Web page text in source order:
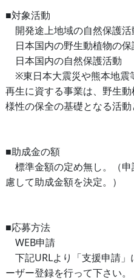
■対象活動
開発途上地域の自然保護活
日本国内の野生動植物の保
日本国内の自然保護活動
※東日本大震災や熊本地震
再生に資する事業は、野生
様性の保全の基礎となる活動
■助成金の額
標準金額の定め無し。（
慮して助成金額を決定。）
■応募方法
WEB申請
下記URLより「支援申請
ーザー登録を行って下さい。